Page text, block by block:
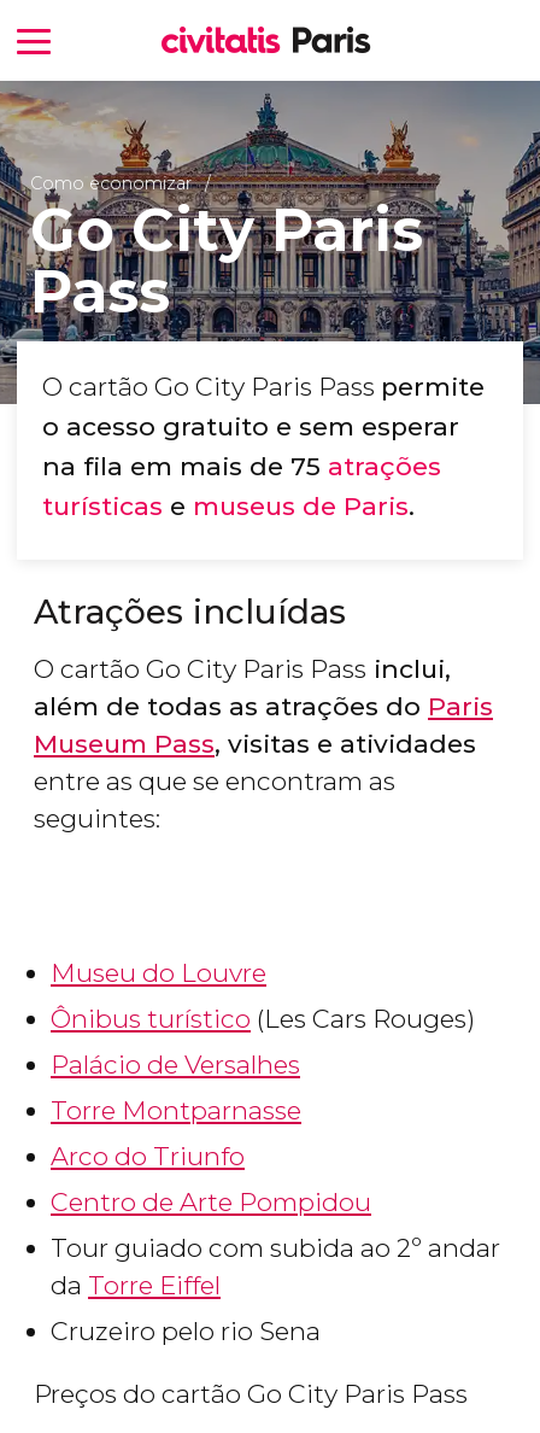
Como economizar
Go City Paris
Pass
O cartão Go City Paris Pass permite
o acesso gratuito e sem esperar
na fila em mais de 75 atrações
turísticas e museus de Paris.
Atrações incluídas
O cartão Go City Paris Pass inclui,
além de todas as atrações do Paris
Museum Pass, visitas e atividades
entre as que se encontram as
seguintes:
Museu do Louvre
Ônibus turístico (Les Cars Rouges)
Palácio de Versalhes
Torre Montparnasse
Arco do Triunfo
Centro de Arte Pompidou
Tour guiado com subida ao 2º andar
da Torre Eiffel
Cruzeiro pelo rio Sena
Preços do cartão Go City Paris Pass